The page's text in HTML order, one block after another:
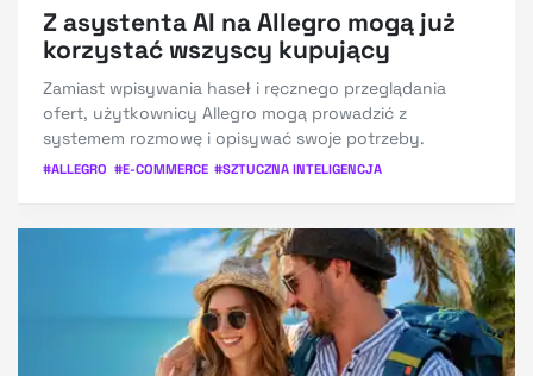
Z asystenta AI na Allegro mogą już
korzystać wszyscy kupujący
Zamiast wpisywania haseł i ręcznego przeglądania
ofert, użytkownicy Allegro mogą prowadzić z
systemem rozmowę i opisywać swoje potrzeby.
#ALLEGRO #E-COMMERCE #SZTUCZNA INTELIGENCJA